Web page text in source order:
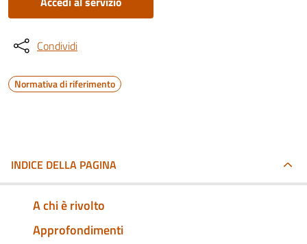
Condividi
Normativa di riferimento
INDICE DELLA PAGINA
A chi è rivolto
Approfondimenti